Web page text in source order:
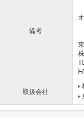
備考
取扱会社